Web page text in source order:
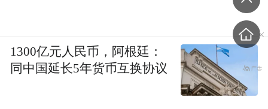
1300亿元人民币，阿根廷：
同中国延长5年货币互换协议